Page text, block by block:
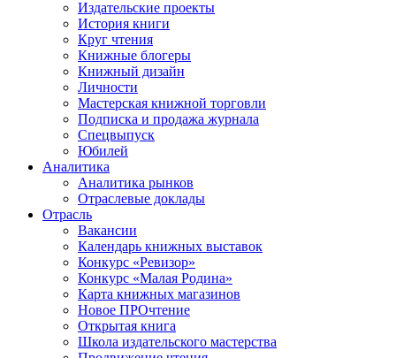
Издательские проекты
История книги
Круг чтения
Книжные блогеры
Книжный дизайн
Личности
Мастерская книжной торговли
Подписка и продажа журнала
Спецвыпуск
Юбилей
Аналитика
Аналитика рынков
Отраслевые доклады
Отрасль
Вакансии
Календарь книжных выставок
Конкурс «Ревизор»
Конкурс «Малая Родина»
Карта книжных магазинов
Новое ПРОчтение
Открытая книга
Школа издательского мастерства